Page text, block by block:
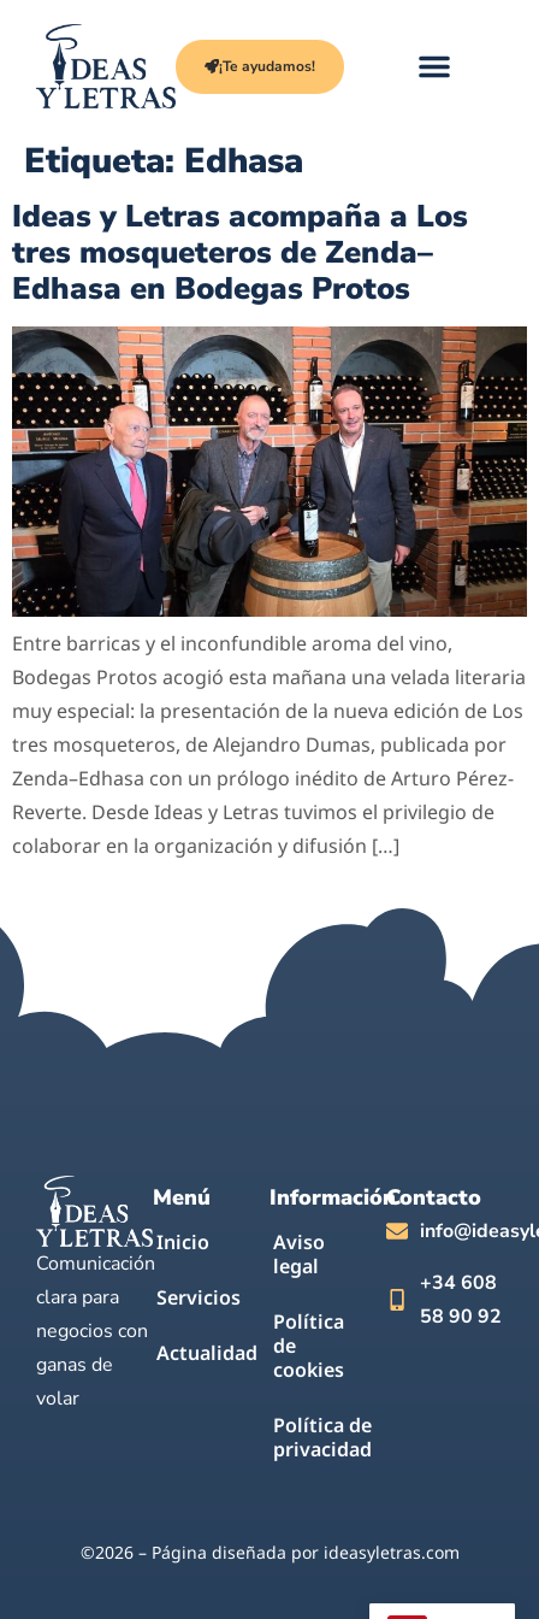
¡Te ayudamos!
Etiqueta: Edhasa
Ideas y Letras acompaña a Los
tres mosqueteros de Zenda–
Edhasa en Bodegas Protos
Entre barricas y el inconfundible aroma del vino,
Bodegas Protos acogió esta mañana una velada literaria
muy especial: la presentación de la nueva edición de Los
tres mosqueteros, de Alejandro Dumas, publicada por
Zenda–Edhasa con un prólogo inédito de Arturo Pérez-
Reverte. Desde Ideas y Letras tuvimos el privilegio de
colaborar en la organización y difusión […]
Comunicación
clara para
negocios con
ganas de
volar
Menú
Inicio
Servicios
Actualidad
Información
Aviso
legal
Política
de
cookies
Política de
privacidad
Contacto
+34 608
58 90 92
©2026 – Página diseñada por ideasyletras.com